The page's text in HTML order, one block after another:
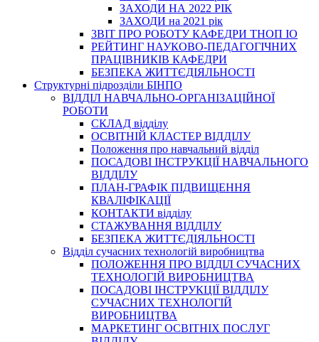
ЗАХОДИ НА 2022 РІК
ЗАХОДИ на 2021 рік
3BIT ПРО РОБОТУ КАФЕДРИ ТНОП ІО
РЕЙТИНГ НАУКОВО-ПЕДАГОГІЧНИХ
ПРАЦІВНИКІВ КАФЕДРИ
БЕЗПЕКА ЖИТТЄДІЯЛЬНОСТІ
Структурні підрозділи БІНПО
ВІДДІЛ НАВЧАЛЬНО-ОРГАНІЗАЦІЙНОЇ
РОБОТИ
СКЛАД відділу
ОСВІТНІЙ КЛАСТЕР ВІДДІЛУ
Положення про навчальний вiддiл
ПОСАДОВІ ІНСТРУКЦІЇ НАВЧАЛЬНОГО
ВІДДІЛУ
ПЛАН-ГРАФІК ПІДВИЩЕННЯ
КВАЛІФІКАЦІЇ
КОНТАКТИ відділу
СТАЖУВАННЯ ВІДДІЛУ
БЕЗПЕКА ЖИТТЄДІЯЛЬНОСТІ
Відділ сучасних технологій виробництва
ПОЛОЖЕННЯ ПРО ВІДДІЛ СУЧАСНИХ
ТЕХНОЛОГІЙ ВИРОБНИЦТВА
ПОСАДОВІ ІНСТРУКЦІЇ ВІДДІЛУ
СУЧАСНИХ ТЕХНОЛОГІЙ
ВИРОБНИЦТВА
МАРКЕТИНГ ОСВІТНІХ ПОСЛУГ